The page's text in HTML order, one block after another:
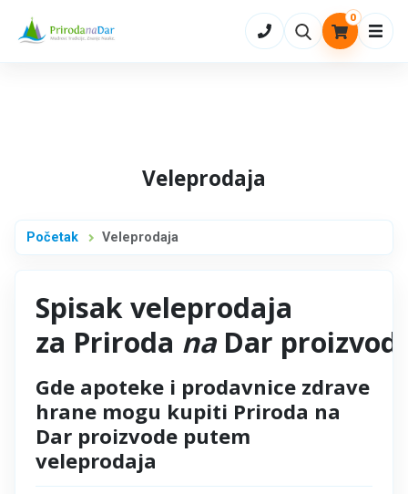
0
Veleprodaja
Početak Veleprodaja
Spisak veleprodaja
za Priroda naDar
Gde apoteke i prodavnice zdrave
hrane mogu kupiti Priroda na
Dar proizvode putem
veleprodaja